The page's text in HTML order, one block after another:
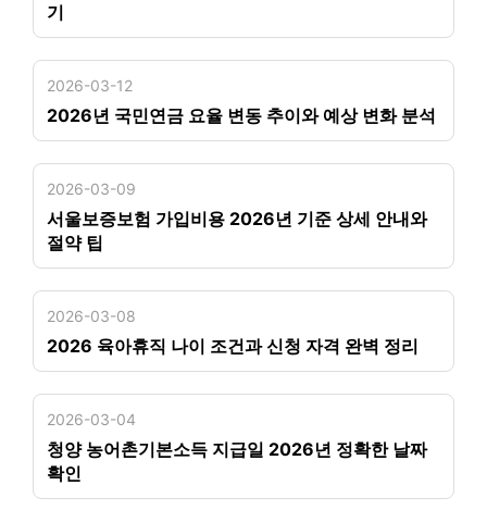
기
2026-03-12
2026년 국민연금 요율 변동 추이와 예상 변화 분석
2026-03-09
서울보증보험 가입비용 2026년 기준 상세 안내와
절약 팁
2026-03-08
2026 육아휴직 나이 조건과 신청 자격 완벽 정리
2026-03-04
청양 농어촌기본소득 지급일 2026년 정확한 날짜
확인